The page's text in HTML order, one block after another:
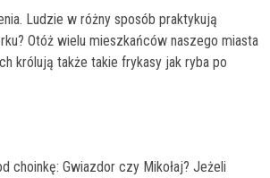
Ludzie w różny sposób praktykują
Otóż wielu mieszkańców naszego miasta
królują także takie frykasy jak ryba po
Gwiazdor czy Mikołaj? Jeżeli